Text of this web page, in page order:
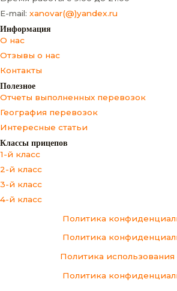
E-mail: xanovar(@)yandex.ru
Информация
О нас
Отзывы о нас
Контакты
Полезное
Отчеты выполненных перевозок
География перевозок
Интересные статьи
Классы прицепов
1-й класс
2-й класс
3-й класс
4-й класс
Политика
Политика
Политика использования
Политика